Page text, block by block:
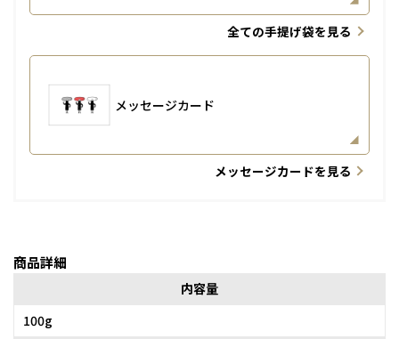
全ての手提げ袋を見る
メッセージカード
メッセージカードを見る
商品詳細
内容量
100g